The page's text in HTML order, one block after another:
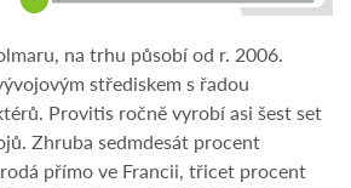
na trhu působí od r. 2006.
střediskem s řadou
Provitis ročně vyrobí asi šest set
Zhruba sedmdesát procent
přímo ve Francii, třicet procent